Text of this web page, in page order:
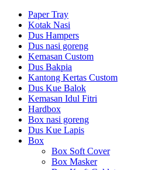
Paper Tray
Kotak Nasi
Dus Hampers
Dus nasi goreng
Kemasan Custom
Dus Bakpia
Kantong Kertas Custom
Dus Kue Balok
Kemasan Idul Fitri
Hardbox
Box nasi goreng
Dus Kue Lapis
Box
Box Soft Cover
Box Masker